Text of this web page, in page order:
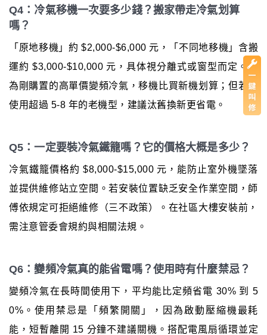
Q4：冷氣移機一次要多少錢？搬家帶走冷氣划算
嗎？
「原地移機」約 $2,000-$6,000 元，「不同地移機」含搬
運約 $3,000-$10,000 元，具体視分離式或窗型而定。若
為剛購置的高單價變頻冷氣，移機比買新機划算；但若已
使用超過 5-8 年的老機型，建議汰舊換新更省電。
Q5：一定要裝冷氣鐵籠嗎？它的價格大概是多少？
冷氣鐵籠價格約 $8,000-$15,000 元，能防止室外機墜落
並提供維修站立空間。若安裝位置缺乏安全作業空間，師
傅依規定可拒絕維修（三不政策）。在社區大樓安裝前，
需注意管委會規約與相關法規。
Q6：變頻冷氣真的能省電嗎？使用時有什麼禁忌？
變頻冷氣在長時間使用下，平均能比定頻省電 30% 到 5
0%。使用禁忌是「頻繁開關」，因為啟動壓縮機最耗
能，短暫離開 15 分鐘不建議關機。搭配電風扇循環並定